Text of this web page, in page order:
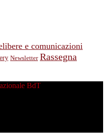
e comunicazioni
Newsletter Rassegna
BdT